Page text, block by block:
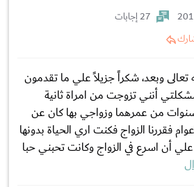
27 إجابات
تعالى وبعد، شكراً جزيلاً علي ما تقدمون
أنني تزوجت من امراة ثانية
ولها بنتين 6 و7 سنوات من عمرهما وزواجي بها كان عن
علاقة حب دام 5 اعوام فقررنا الزواج فكنت اري الحياة بدونها
أن اسرع في الزواج وكانت تحبني حبا